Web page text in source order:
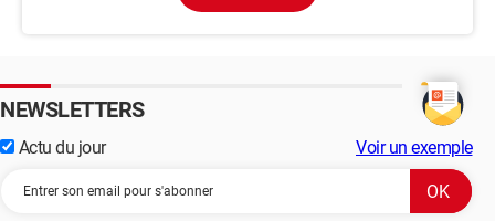
NEWSLETTERS
Actu du jour Voir un exemple